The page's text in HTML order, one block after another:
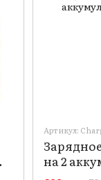
Артикул:
на 2